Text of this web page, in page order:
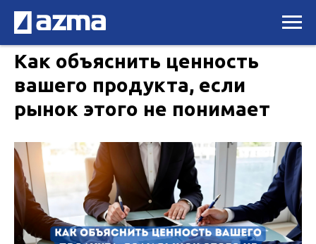
Как объяснить ценность
вашего продукта, если
рынок этого не понимает